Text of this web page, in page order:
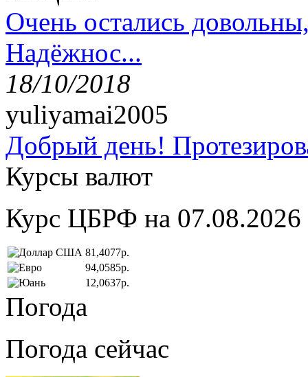
Очень остались
Надёжнос...
18/10/2018
yuliyamai2005
Добрый день!
Курсы валют
Курс ЦБРФ на 07.08.2026
81,4077р.
94,0585р.
12,0637р.
Погода
Погода сейчас